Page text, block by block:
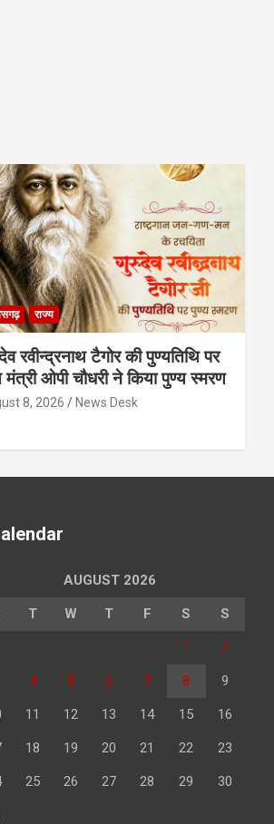
राज्य
रवीन्द्रनाथ टैगोर की पुण्यतिथि पर
मंत्री ओपी चौधरी ने किया पुण्य स्मरण
8, 2026 News Desk
AUGUST 2026
T W T F S S
1 2
4 5 6 7 8 9
11 12 13 14 15 16
18 19 20 21 22 23
25 26 27 28 29 30